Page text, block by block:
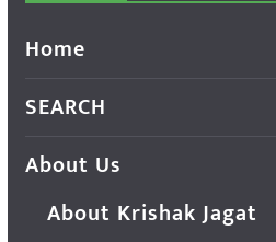
Home
SEARCH
About Us
About Krishak Jagat